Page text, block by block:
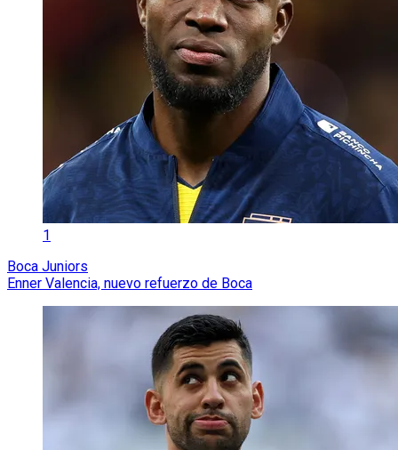
1
Boca Juniors
Enner Valencia, nuevo refuerzo de Boca